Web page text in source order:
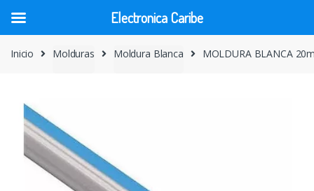
Inicio Molduras Moldura Blanca MOLDURA BLANCA
Electronica Caribe